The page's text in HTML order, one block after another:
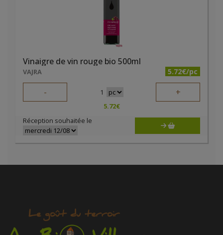
Vinaigre de vin rouge bio 500ml
VAJRA 5.72€/pc
- 1 +
5.72€
Réception souhaitée le